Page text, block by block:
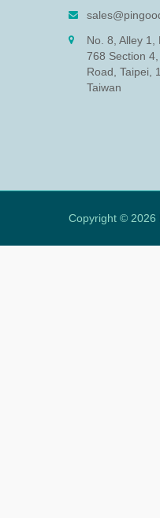
No. 8, Alley 1,
768 Section
Road, Taipei,
Taiwan
Copyright © 2026